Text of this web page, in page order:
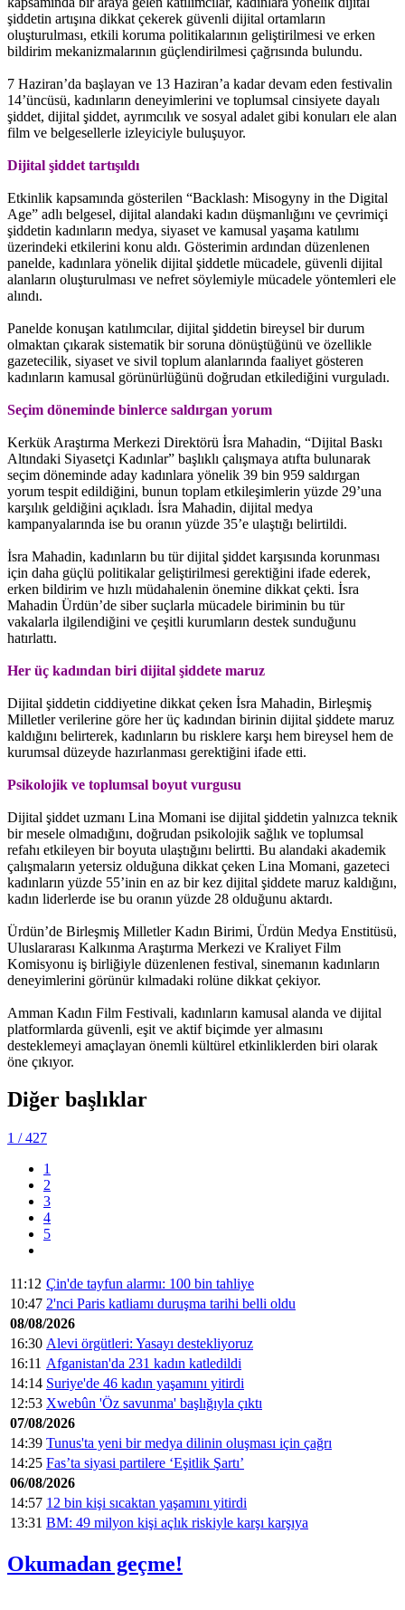
şiddetin artışına dikkat çekerek güvenli dijital ortamların
oluşturulması, etkili koruma politikalarının geliştirilmesi ve erken
bildirim mekanizmalarının güçlendirilmesi çağrısında bulundu.
7 Haziran’da başlayan ve 13 Haziran’a kadar devam eden festivalin
14’üncüsü, kadınların deneyimlerini ve toplumsal cinsiyete dayalı
şiddet, dijital şiddet, ayrımcılık ve sosyal adalet gibi konuları ele alan
film ve belgesellerle izleyiciyle buluşuyor.
Dijital şiddet tartışıldı
Etkinlik kapsamında gösterilen “Backlash: Misogyny in the Digital
Age” adlı belgesel, dijital alandaki kadın düşmanlığını ve çevrimiçi
şiddetin kadınların medya, siyaset ve kamusal yaşama katılımı
üzerindeki etkilerini konu aldı. Gösterimin ardından düzenlenen
panelde, kadınlara yönelik dijital şiddetle mücadele, güvenli dijital
alanların oluşturulması ve nefret söylemiyle mücadele yöntemleri ele
alındı.
Panelde konuşan katılımcılar, dijital şiddetin bireysel bir durum
olmaktan çıkarak sistematik bir soruna dönüştüğünü ve özellikle
gazetecilik, siyaset ve sivil toplum alanlarında faaliyet gösteren
kadınların kamusal görünürlüğünü doğrudan etkilediğini vurguladı.
Seçim döneminde binlerce saldırgan yorum
Kerkük Araştırma Merkezi Direktörü İsra Mahadin, “Dijital Baskı
Altındaki Siyasetçi Kadınlar” başlıklı çalışmaya atıfta bulunarak
seçim döneminde aday kadınlara yönelik 39 bin 959 saldırgan
yorum tespit edildiğini, bunun toplam etkileşimlerin yüzde 29’una
karşılık geldiğini açıkladı. İsra Mahadin, dijital medya
kampanyalarında ise bu oranın yüzde 35’e ulaştığı belirtildi.
İsra Mahadin, kadınların bu tür dijital şiddet karşısında korunması
için daha güçlü politikalar geliştirilmesi gerektiğini ifade ederek,
erken bildirim ve hızlı müdahalenin önemine dikkat çekti. İsra
Mahadin Ürdün’de siber suçlarla mücadele biriminin bu tür
vakalarla ilgilendiğini ve çeşitli kurumların destek sunduğunu
hatırlattı.
Her üç kadından biri dijital şiddete maruz
Dijital şiddetin ciddiyetine dikkat çeken İsra Mahadin, Birleşmiş
Milletler verilerine göre her üç kadından birinin dijital şiddete maruz
kaldığını belirterek, kadınların bu risklere karşı hem bireysel hem de
kurumsal düzeyde hazırlanması gerektiğini ifade etti.
Psikolojik ve toplumsal boyut vurgusu
Dijital şiddet uzmanı Lina Momani ise dijital şiddetin yalnızca teknik
bir mesele olmadığını, doğrudan psikolojik sağlık ve toplumsal
refahı etkileyen bir boyuta ulaştığını belirtti. Bu alandaki akademik
çalışmaların yetersiz olduğuna dikkat çeken Lina Momani, gazeteci
kadınların yüzde 55’inin en az bir kez dijital şiddete maruz kaldığını,
kadın liderlerde ise bu oranın yüzde 28 olduğunu aktardı.
Ürdün’de Birleşmiş Milletler Kadın Birimi, Ürdün Medya Enstitüsü,
Uluslararası Kalkınma Araştırma Merkezi ve Kraliyet Film
Komisyonu iş birliğiyle düzenlenen festival, sinemanın kadınların
deneyimlerini görünür kılmadaki rolüne dikkat çekiyor.
Amman Kadın Film Festivali, kadınların kamusal alanda ve dijital
platformlarda güvenli, eşit ve aktif biçimde yer almasını
desteklemeyi amaçlayan önemli kültürel etkinliklerden biri olarak
öne çıkıyor.
Diğer başlıklar
1 / 427
1
2
3
4
5
11:12 Çin'de tayfun alarmı: 100 bin tahliye
10:47 2'nci Paris katliamı duruşma tarihi belli oldu
08/08/2026
16:30 Alevi örgütleri: Yasayı destekliyoruz
16:11 Afganistan'da 231 kadın katledildi
14:14 Suriye'de 46 kadın yaşamını yitirdi
12:53 Xwebûn 'Öz savunma' başlığıyla çıktı
07/08/2026
14:39 Tunus'ta yeni bir medya dilinin oluşması için çağrı
14:25 Fas’ta siyasi partilere ‘Eşitlik Şartı’
06/08/2026
14:57 12 bin kişi sıcaktan yaşamını yitirdi
13:31 BM: 49 milyon kişi açlık riskiyle karşı karşıya
Okumadan geçme!